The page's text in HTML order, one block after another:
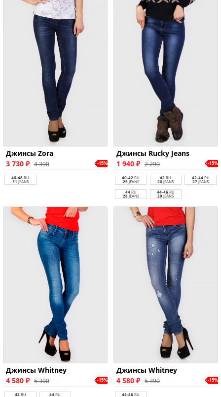
Джинсы Zora
3 730 ₽ 4 390 -15%
46-48RU
31 JEANS
Джинсы Rucky Jeans
1 940 ₽ 2 290 -15%
40-42 RU
25JEANS
42 RU
26JEANS
42-44RU
27JEANS
44RU
28JEANS
44-46RU
29JEANS
Джинсы Whitney
4 580 ₽ 5 390 -15%
42 RU 44RU
Джинсы Whitney
4 580 ₽ 5 390 -15%
44-46RU